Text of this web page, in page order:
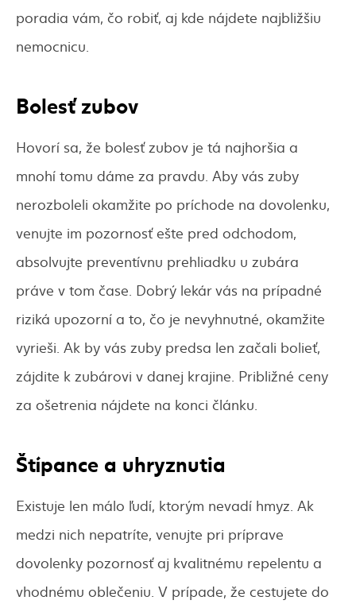
poradia vám, čo robiť, aj kde nájdete najbližšiu
nemocnicu.
Bolesť zubov
Hovorí sa, že bolesť zubov je tá najhoršia a
mnohí tomu dáme za pravdu. Aby vás zuby
nerozboleli okamžite po príchode na dovolenku,
venujte im pozornosť ešte pred odchodom,
absolvujte preventívnu prehliadku u zubára
práve v tom čase. Dobrý lekár vás na prípadné
riziká upozorní a to, čo je nevyhnutné, okamžite
vyrieši. Ak by vás zuby predsa len začali bolieť,
zájdite k zubárovi v danej krajine. Približné ceny
za ošetrenia nájdete na konci článku.
Štípance a uhryznutia
Existuje len málo ľudí, ktorým nevadí hmyz. Ak
medzi nich nepatríte, venujte pri príprave
dovolenky pozornosť aj kvalitnému repelentu a
vhodnému oblečeniu. V prípade, že cestujete do